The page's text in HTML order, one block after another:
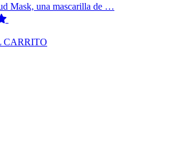
Mask, una mascarilla de …
CARRITO